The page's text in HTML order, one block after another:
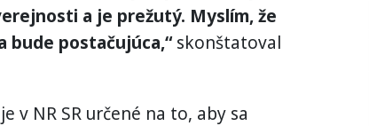
a je prežutý. Myslím, že
bude postačujúca,“skonštatoval
v NR SR určené na to, aby sa